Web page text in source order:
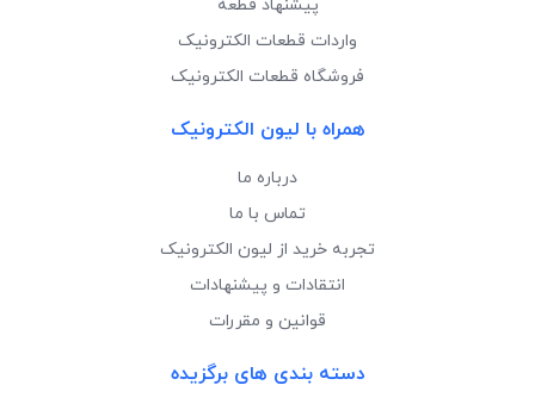
پیشنهاد قطعه
واردات قطعات الکترونیک
فروشگاه قطعات الکترونیک
همراه با لیون الکترونیک
درباره ما
تماس با ما
تجربه خرید از لیون الکترونیک
انتقادات و پیشنهادات
قوانین و مقررات
دسته بندی های برگزیده